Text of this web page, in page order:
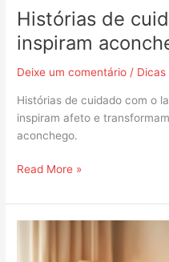
Histórias de
inspiram
Deixe um comentário / Dicas
Histórias de cuidado com o
inspiram afeto e
aconchego.
Read More »